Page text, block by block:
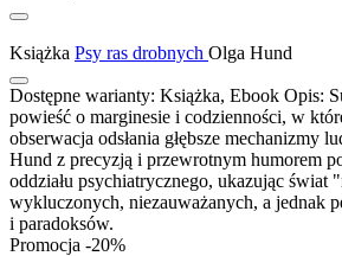
Książka Psy ras drobnych Olga Hund
Dostępne warianty: Książka, Ebook Opis:
powieść o marginesie i codzienności, w
obserwacja odsłania głębsze mechanizmy
Hund z precyzją i przewrotnym humorem
oddziału psychiatrycznego, ukazując świat
wykluczonych, niezauważanych, a jednak
i paradoksów.
Promocja -20%